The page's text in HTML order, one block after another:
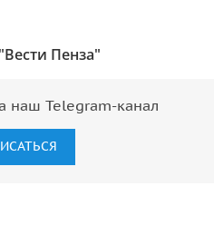
Пенза"
наш Telegram-канал